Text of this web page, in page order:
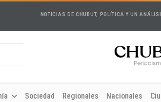
NOTICIAS DE CHUBUT, POLÍTICA Y UN
Sociedad Regionales Nacionales